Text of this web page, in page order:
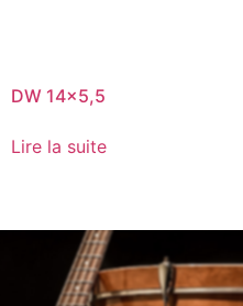
DW 14×5,5
Lire la suite